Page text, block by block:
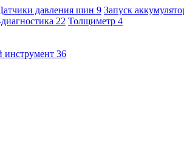
давления шин 9 Запуск
22 Толщиметр 4
инструмент 36